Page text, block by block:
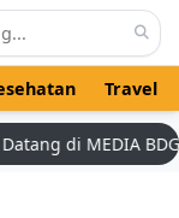
Travel
di MEDIA